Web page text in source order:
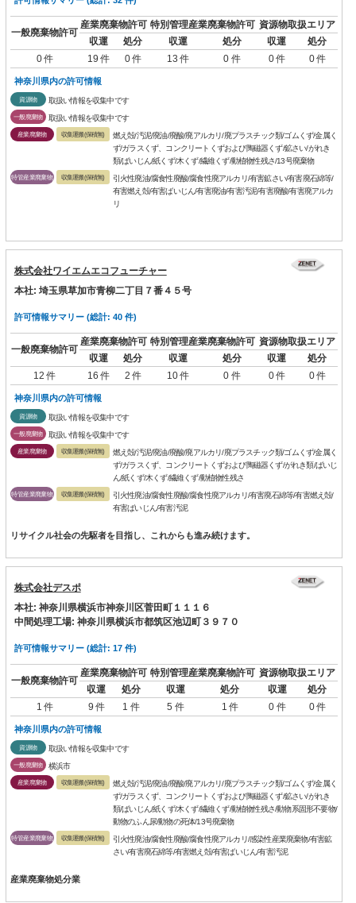
一般廃棄物許可
産業廃棄物許可 特別管理産業廃棄物許可 資源物取扱エリア
収運
処分 収運 処分 収運
処分
0 件
19 件 0 件 13 件 0 件 0 件 0 件
神奈川県内の許可情報
資源物 取扱い情報を収集中です
一般廃棄物 取扱い情報を収集中です
産業廃棄物 収集運搬(保積無)
燃え殻/汚泥/廃油/廃酸/廃アルカリ/廃プラスチック類/ゴムくず/金属く
ず/ガラスくず、コンクリートくずおよび陶磁器くず/鉱さい/がれき
類/ばいじん/紙くず/木くず/繊維くず/動植物性残さ/13号廃棄物
特管産業廃棄物 収集運搬(保積無)
引火性廃油/腐食性廃酸/腐食性廃アルカリ/有害鉱さい/有害廃石綿等/
有害燃え殻/有害ばいじん/有害廃油/有害汚泥/有害廃酸/有害廃アルカ
リ
株式会社ワイエムエコフューチャー
本社: 埼玉県草加市青柳二丁目７番４５号
許可情報サマリー (総計: 40 件)
一般廃棄物許可
産業廃棄物許可 特別管理産業廃棄物許可 資源物取扱エリア
収運
処分 収運 処分 収運
処分
12 件
16 件 2 件 10 件 0 件 0 件 0 件
神奈川県内の許可情報
資源物 取扱い情報を収集中です
一般廃棄物 取扱い情報を収集中です
産業廃棄物 収集運搬(保積無)
燃え殻/汚泥/廃油/廃酸/廃アルカリ/廃プラスチック類/ゴムくず/金属く
ず/ガラスくず、コンクリートくずおよび陶磁器くず/がれき類/ばいじ
ん/紙くず/木くず/繊維くず/動植物性残さ
特管産業廃棄物 収集運搬(保積無)
引火性廃油/腐食性廃酸/腐食性廃アルカリ/有害廃石綿等/有害燃え殻/
有害ばいじん/有害汚泥
リサイクル社会の先駆者を目指し、これからも進み続けます。
株式会社デスポ
本社: 神奈川県横浜市神奈川区菅田町１１１６
中間処理工場: 神奈川県横浜市都筑区池辺町３９７０
許可情報サマリー (総計: 17 件)
一般廃棄物許可
産業廃棄物許可 特別管理産業廃棄物許可 資源物取扱エリア
収運
処分 収運 処分 収運
処分
1 件
9 件 1 件 5 件 1 件 0 件 0 件
神奈川県内の許可情報
資源物 取扱い情報を収集中です
一般廃棄物 横浜市
産業廃棄物 収集運搬(保積無)
燃え殻/汚泥/廃油/廃酸/廃アルカリ/廃プラスチック類/ゴムくず/金属く
ず/ガラスくず、コンクリートくずおよび陶磁器くず/鉱さい/がれき
類/ばいじん/紙くず/木くず/繊維くず/動植物性残さ/動物系固形不要物/
動物のふん尿/動物の死体/13号廃棄物
特管産業廃棄物 収集運搬(保積無)
引火性廃油/腐食性廃酸/腐食性廃アルカリ/感染性産業廃棄物/有害鉱
さい/有害廃石綿等/有害燃え殻/有害ばいじん/有害汚泥
産業廃棄物処分業